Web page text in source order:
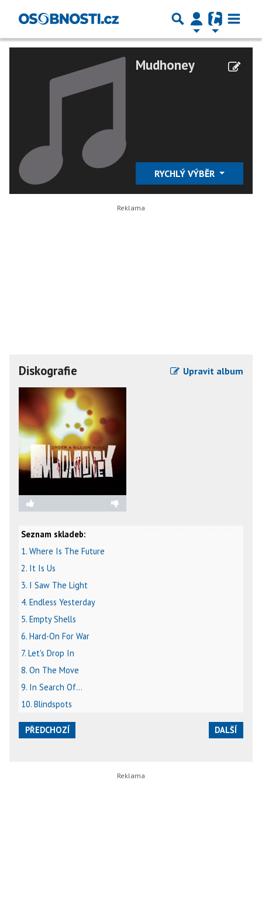
Mudhoney
RYCHLÝ VÝBĚR
Diskografie Upravit album
Seznam skladeb:
1. Where Is The Future
2. It Is Us
3. I Saw The Light
4. Endless Yesterday
5. Empty Shells
6. Hard-On For War
7. Let's Drop In
8. On The Move
9. In Search Of...
10. Blindspots
PŘEDCHOZÍ DALŠÍ